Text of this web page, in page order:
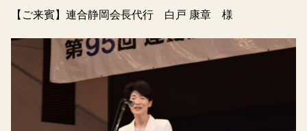
【ご来賓】連合静岡会長代行 白戸 康章 様